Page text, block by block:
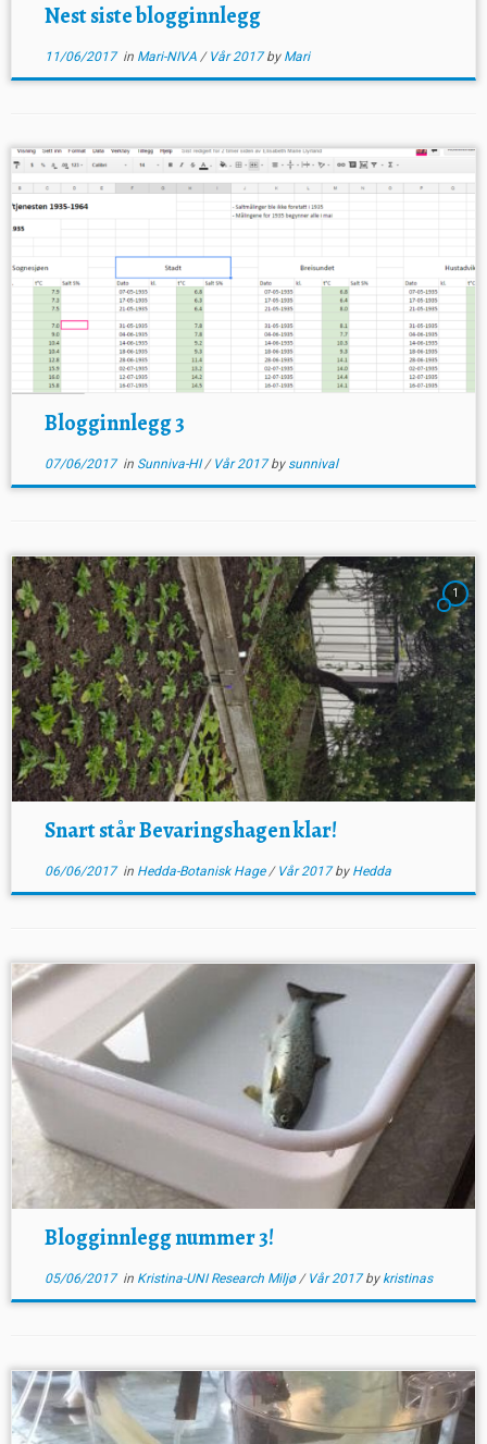
Nest siste blogginnlegg
11/06/2017in Mari-NIVA / Vår 2017by Mari
Blogginnlegg 3
07/06/2017in Sunniva-HI/ Vår 2017by sunnival
1
Snart står Bevaringshagen klar!
06/06/2017in Hedda-Botanisk Hage/ Vår 2017by Hedda
Blogginnlegg nummer 3!
05/06/2017in Kristina-UNI Research Miljø/ Vår 2017by kristinas